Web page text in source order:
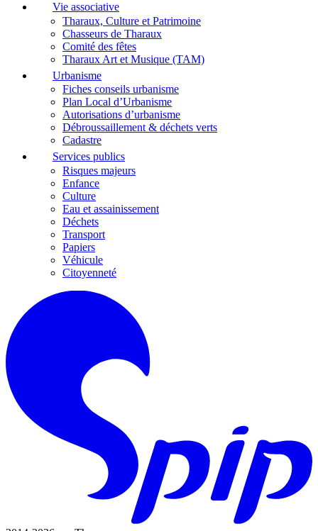
Vie associative
Tharaux, Culture et Patrimoine
Chasseurs de Tharaux
Comité des fêtes
Tharaux Art et Musique (TAM)
Urbanisme
Fiches conseils urbanisme
Plan Local d’Urbanisme
Autorisations d’urbanisme
Débroussaillement & déchets verts
Cadastre
Services publics
Risques majeurs
Enfance
Culture
Eau et assainissement
Déchets
Transport
Papiers
Véhicule
Citoyenneté